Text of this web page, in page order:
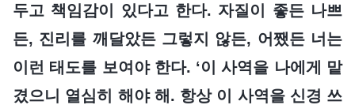
두고 책임감이 있다고 한다. 자질이 좋든 나쁘
든, 진리를 깨달았든 그렇지 않든, 어쨌든 너는
이런 태도를 보여야 한다. ‘이 사역을 나에게 맡
겼으니 열심히 해야 해. 항상 이 사역을 신경 쓰